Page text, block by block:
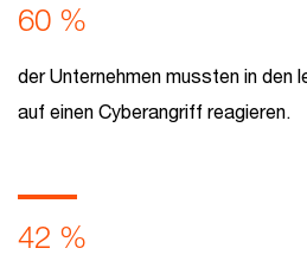
60 %
der Unternehmen mussten in den
auf einen Cyberangriff reagieren.
42 %